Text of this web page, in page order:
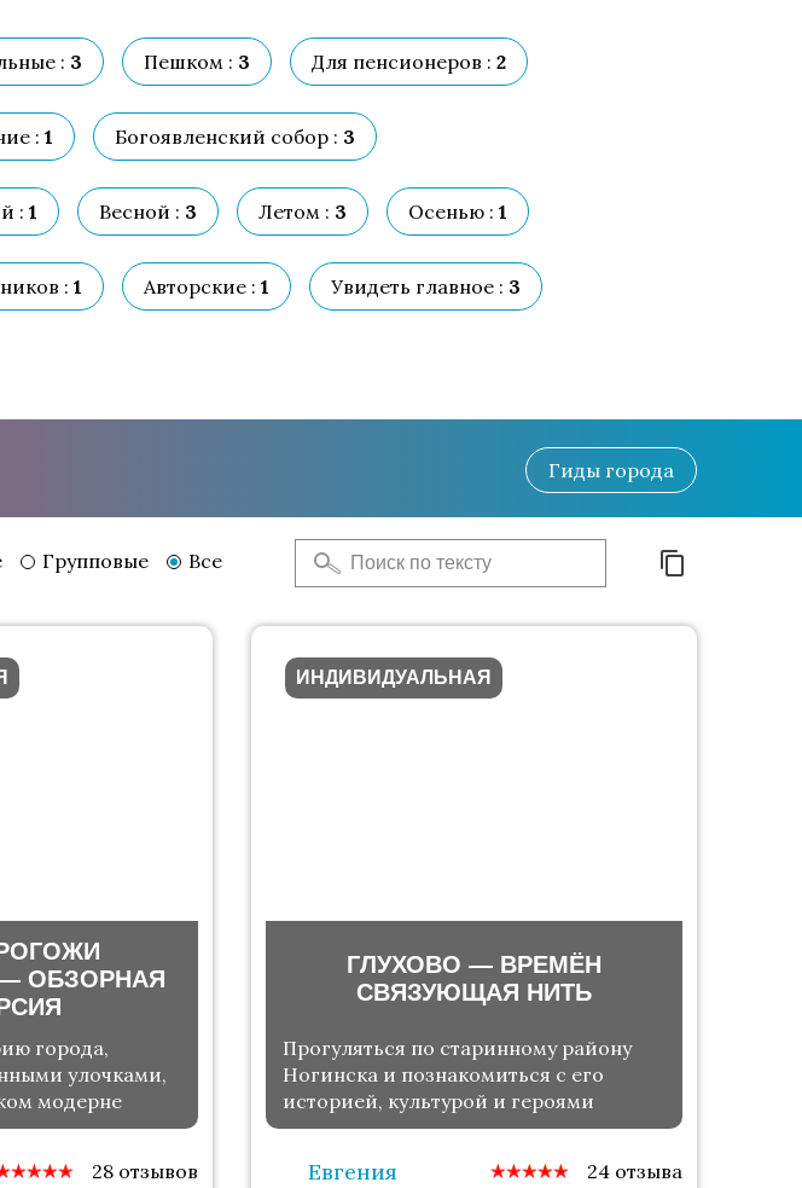
: 3 Пешком : 3 Для пенсионеров : 2
: 1 Богоявленский собор : 3
: 1 Весной : 3 Летом : 3 Осенью : 1
: 1 Авторские : 1 Увидеть главное : 3
Гиды города
Групповые Все
ОБЗОРНАЯ
города,
улочками,
модерне
28 отзывов
ИНДИВИДУАЛЬНАЯ
ГЛУХОВО — ВРЕМЁН
СВЯЗУЮЩАЯ НИТЬ
Прогуляться по старинному району
Ногинска и познакомиться с его
историей, культурой и героями
Евгения 24 отзыва